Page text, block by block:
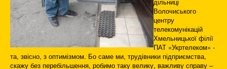
Волочиського
центру
телекомунікацій
Хмельницької філії
ПАТ «Укртелеком» -
та, звісно, з оптимізмом. Бо саме ми, трудівники підприємства,
скажу без перебільшення, робимо таку велику, важливу справу –